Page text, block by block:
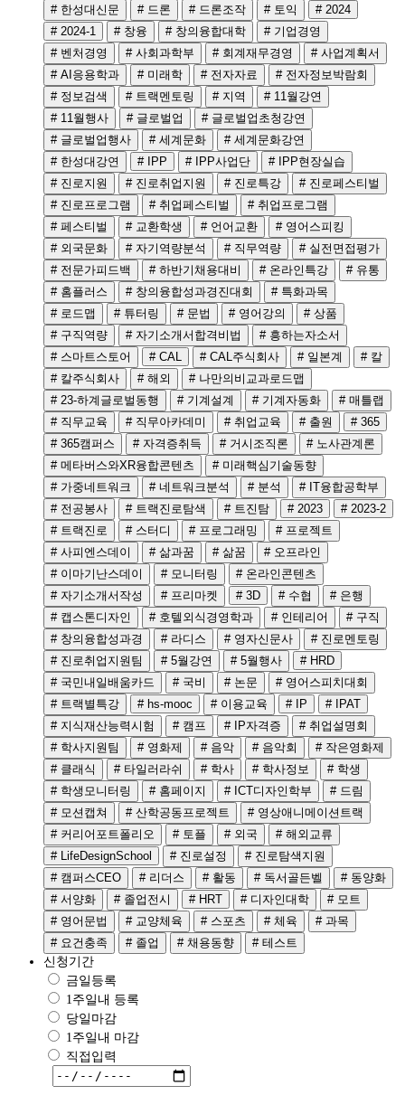
# 한성대신문 # 드론 # 드론조작 # 토익
# 2024
# 2024-1
# 창융 # 창의융합대학
# 기업경영
# 벤처경영
# 사회과학부 # 회계재무경영
# 사업계획서
# AI응용학과
# 미래학 # 전자자료
# 전자정보박람회
# 정보검색
# 트랙멘토링 # 지역
# 11월강연
# 11월행사
# 글로벌업
# 글로벌업초청강연
# 글로벌업행사
# 세계문화
# 세계문화강연
# 한성대강연
# IPP # IPP사업단
# IPP현장실습
# 진로지원
# 진로취업지원 # 진로특강
# 진로페스티벌
# 진로프로그램
# 취업페스티벌
# 취업프로그램
# 페스티벌
# 교환학생 # 언어교환
# 영어스피킹
# 외국문화
# 자기역량분석 # 직무역량
# 실전면접평가
# 전문가피드백
# 하반기채용대비 # 온라인특강
# 유통
# 홈플러스
# 창의융합성과경진대회
# 특화과목
# 로드맵
# 튜터링 # 문법 # 영어강의
# 상품
# 구직역량
# 자기소개서합격비법
# 흥하는자소서
# 스마트스토어
# CAL # CAL주식회사 # 일본계
# 칼
# 칼주식회사
# 해외
# 나만의비교과로드맵
# 23-하계글로벌동행
# 기계설계 # 기계자동화
# 매틀랩
# 직무교육
# 직무아카데미 # 취업교육 # 출원
# 365
# 365캠퍼스
# 자격증취득 # 거시조직론
# 노사관계론
# 메타버스와XR융합콘텐츠
# 미래핵심기술동향
# 가중네트워크
# 네트워크분석 # 분석
# IT융합공학부
# 전공봉사
# 트랙진로탐색 # 트진탐 # 2023
# 2023-2
# 트랙진로
# 스터디 # 프로그래밍
# 프로젝트
# 사피엔스데이
# 삶과꿈 # 삶꿈
# 오프라인
# 이마기난스데이
# 모니터링
# 온라인콘텐츠
# 자기소개서작성
# 프리마켓 # 3D # 수협
# 은행
# 캡스톤디자인
# 호텔외식경영학과 # 인테리어
# 구직
# 창의융합성과경
# 라디스 # 영자신문사
# 진로멘토링
# 진로취업지원팀
# 5월강연 # 5월행사
# HRD
# 국민내일배움카드
# 국비 # 논문
# 영어스피치대회
# 트랙별특강
# hs-mooc # 이용교육 # IP
# IPAT
# 지식재산능력시험
# 캠프 # IP자격증
# 취업설명회
# 학사지원팀
# 영화제 # 음악 # 음악회
# 작은영화제
# 클래식
# 타일러라쉬 # 학사 # 학사정보
# 학생
# 학생모니터링
# 홈페이지 # ICT디자인학부
# 드림
# 모션캡쳐
# 산학공동프로젝트
# 영상애니메이션트랙
# 커리어포트폴리오
# 토플 # 외국
# 해외교류
# LifeDesignSchool
# 진로설정
# 진로탐색지원
# 캠퍼스CEO
# 리더스 # 활동 # 독서골든벨
# 동양화
# 서양화
# 졸업전시 # HRT # 디자인대학
# 모트
# 영어문법
# 교양체육 # 스포츠 # 체육
# 과목
# 요건충족
# 졸업 # 채용동향
# 테스트
신청기간
금일등록
1주일내 등록
당일마감
1주일내 마감
직접입력